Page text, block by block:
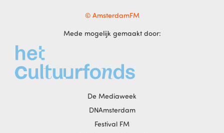
© AmsterdamFM
Mede mogelijk gemaakt door:
De Mediaweek
DNAmsterdam
Festival FM